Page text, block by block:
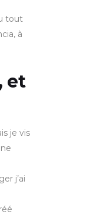
tout
à
et
je vis
j’ai